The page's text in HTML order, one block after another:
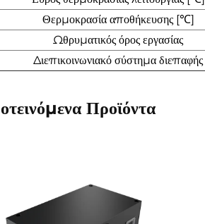
Θερμοκρασία αποθήκευσης [℃]
Ωθρυματικός όρος εργασίας
Διεπικοινωνιακό σύστημα διεπαφής
Προϊόντα